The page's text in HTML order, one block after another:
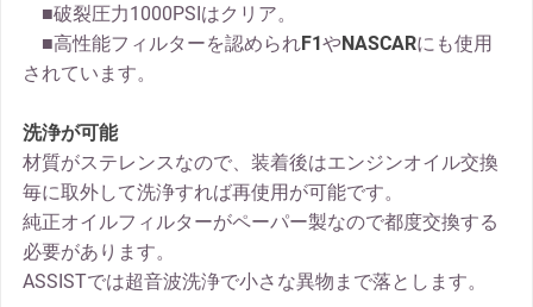
■破裂圧力1000PSIはクリア。
■高性能フィルターを認められF1やNASCARにも使用
されています。
洗浄が可能
材質がステレンスなので、装着後はエンジンオイル交換
毎に取外して洗浄すれば再使用が可能です。
純正オイルフィルターがペーパー製なので都度交換する
必要があります。
ASSISTでは超音波洗浄で小さな異物まで落とします。